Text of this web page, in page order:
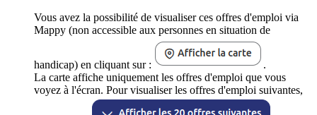
Vous avez la possibilité de visualiser ces offres d'emploi via
Mappy (non accessible aux personnes en situation de
handicap) en cliquant sur :
.
La carte affiche uniquement les offres d'emploi que vous
voyez à l'écran. Pour visualiser les offres d'emploi suivantes,